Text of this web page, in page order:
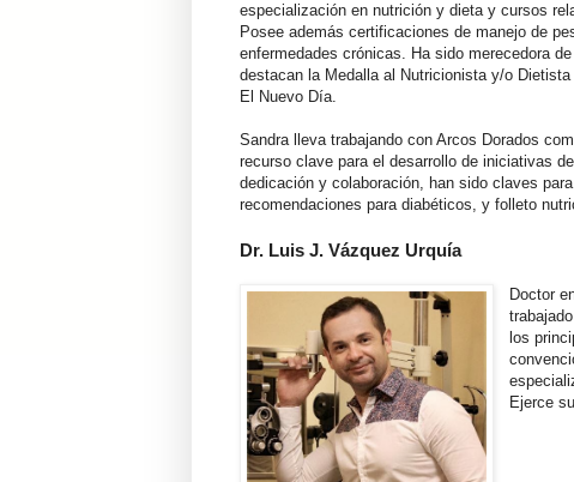
especialización en nutrición y dieta y cursos
Posee además certificaciones de manejo de
enfermedades crónicas. Ha sido merecedora
destacan la Medalla al Nutricionista y/o
El Nuevo Día.
Sandra lleva trabajando con Arcos Dorados
recurso clave para el desarrollo de iniciativas
dedicación y colaboración, han sido claves
recomendaciones para diabéticos, y folleto
Dr. Luis J. Vázquez Urquía
Doctor
los
Ejerce